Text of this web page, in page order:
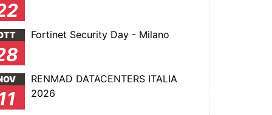
Fortinet Security Day - Milano
RENMAD DATACENTERS ITALIA
2026